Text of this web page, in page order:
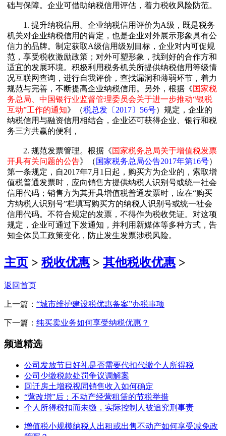
础与保障。企业可借助纳税信用评估，着力税收风险防范。
1. 提升纳税信用。企业纳税信用评价为A级，既是税务
机关对企业纳税信用的肯定，也是企业对外展示形象具有公
信力的品牌。制定获取A级信用级别目标，企业对内可促规
范，享受税收激励政策；对外可塑形象，找到好的合作方和
适宜的发展环境。积极利用税务机关所提供纳税信用等级情
况互联网查询，进行自我评价，查找漏洞和薄弱环节，着力
规范与完善，不断提高企业纳税信用。另外，根据《国家税
务总局、中国银行业监督管理委员会关于进一步推动“银税
互动”工作的通知》（税总发〔2017〕56号）规定，企业的
纳税信用与融资信用相结合，企业还可获得企业、银行和税
务三方共赢的便利，
2. 规范发票管理。根据《国家税务总局关于增值税发票
开具有关问题的公告》（ 国家税务总局公告2017年第16号）
第一条规定，自2017年7月1日起，购买方为企业的，索取增
值税普通发票时，应向销售方提供纳税人识别号或统一社会
信用代码；销售方为其开具增值税普通发票时，应在“购买
方纳税人识别号”栏填写购买方的纳税人识别号或统一社会
信用代码。不符合规定的发票，不得作为税收凭证。对这项
规定，企业可通过下发通知，并利用新媒体等多种方式，告
知全体员工政策变化，防止发生发票涉税风险。
主页 > 税收优惠> 其他税收优惠>
返回首页
上一篇： “城市维护建设税优惠备案”办税事项
下一篇： 纯买卖业务如何享受纳税优惠？
频道精选
公司发放节日好礼是否需要代扣代缴个人所得税
公司少缴税款处罚争议调解案
回迁房土增税视同销售收入如何确定
“营改增”后：不动产经营租赁的节税举措
个人所得税扣而未缴，实际控制人被追究刑事责
增值税小规模纳税人出租或出售不动产如何享受减免政